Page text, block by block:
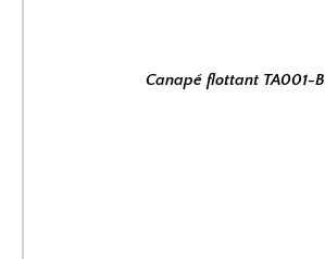
Canapé flottant TA001-